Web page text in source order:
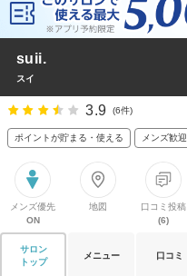
suii.
スイ
3.9 (6件)
ポイントが貯まる・使える メンズ歓迎
メンズ優先
ON
地図
口コミ投稿
(6)
サロン
トップ
メニュー 口コミ